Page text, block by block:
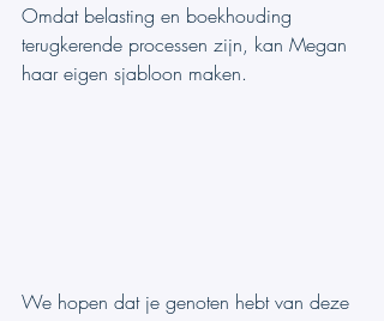
Omdat belasting en boekhouding
terugkerende processen zijn, kan Megan
haar eigen sjabloon maken.
We hopen dat je genoten hebt van deze